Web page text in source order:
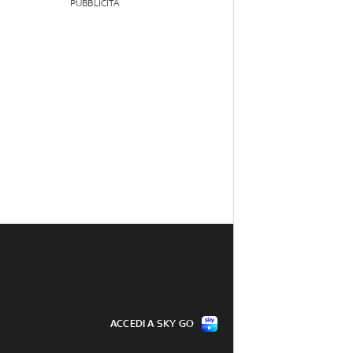
PUBBLICITÀ
ACCEDI A SKY GO